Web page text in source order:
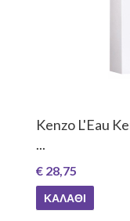
Kenzo L'Eau
...
€ 28,75
ΚΑΛΆΘΙ